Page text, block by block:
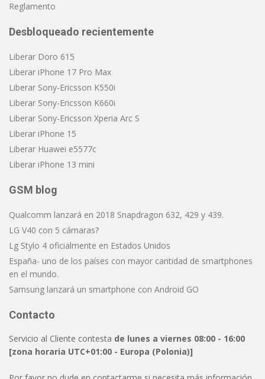
Reglamento
Desbloqueado recientemente
Liberar Doro 615
Liberar iPhone 17 Pro Max
Liberar Sony-Ericsson K550i
Liberar Sony-Ericsson K660i
Liberar Sony-Ericsson Xperia Arc S
Liberar iPhone 15
Liberar Huawei e5577c
Liberar iPhone 13 mini
GSM blog
Qualcomm lanzará en 2018 Snapdragon 632, 429 y 439.
LG V40 con 5 cámaras?
Lg Stylo 4 oficialmente en Estados Unidos
España- uno de los países con mayor cantidad de smartphones
en el mundo.
Samsung lanzará un smartphone con Android GO
Contacto
Servicio al Cliente contesta de lunes a viernes 08:00 - 16:00
[zona horaria UTC+01:00 - Europa (Polonia)]